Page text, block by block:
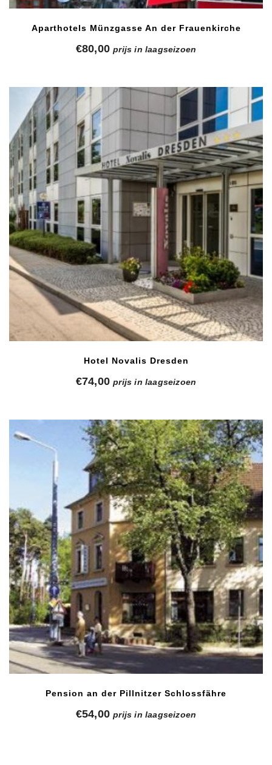
Aparthotels Münzgasse An der Frauenkirche
€80,00 prijs in laagseizoen
Hotel Novalis Dresden
€74,00 prijs in laagseizoen
Pension an der Pillnitzer Schlossfähre
€54,00 prijs in laagseizoen